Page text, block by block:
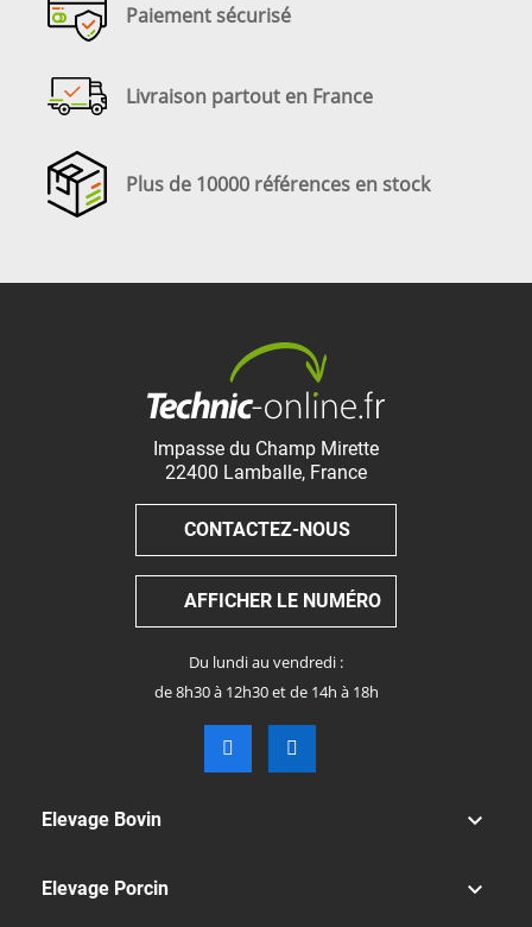
Paiement sécurisé
Livraison partout en France
Plus de 10000 références en stock
Impasse du Champ Mirette
22400 Lamballe, France
CONTACTEZ-NOUS
AFFICHER LE NUMÉRO
Du lundi au vendredi :
de 8h30 à 12h30 et de 14h à 18h
Elevage Bovin 
Elevage Porcin 